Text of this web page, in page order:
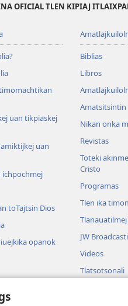
OFICIAL TLEN KIPIAJ
uan tikpiaskej
uan
ichpochmej
toTajtsin Dios
opanok
Biblias
Libros
Amatsitsintin
Nikan onka
Revistas
Toteki
Cristo
Programas
Tlen ika
Tlanauatilmej
JW
Videos
Tlatsotsonali